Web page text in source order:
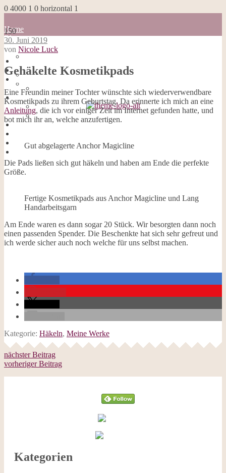
0 4000 1 0 horizontal 1
Home
Blog
about me
Impressum
Datenschutzerklärung
Galerie
Opal-Abos
Strickblogs
Hörbücher
150
Home
Blog
about me
100 Dinge
Impressum
Datenschutzerklärung
Cookies
Galerie
Strickblogs
Hörbücher
30. Juni 2019
von Nicole Luck
Gehäkelte Kosmetikpads
Eine Freundin meiner Tochter wünschte sich wiederverwendbare
Kosmetikpads zu ihrem Geburtstag. Da erinnerte ich mich an eine
Anleitung, die ich vor einiger Zeit im Internet gefunden hatte, und
bot mich ihr an, welche anzufertigen.
Gut abgelagerte Anchor Magicline
Die Pads ließen sich gut häkeln und haben am Ende die perfekte
Größe.
Fertige Kosmetikpads aus Anchor Magicline und Lang
Handarbeitsgarn
Am Ende waren es dann sogar 20 Stück. Wir besorgten dann noch
einen passenden Spender. Die Beschenkte hat sich sehr gefreut und
ich werde sicher auch noch welche für uns selbst machen.
Kategorie: Häkeln, Meine Werke
nächster Beitrag
vorheriger Beitrag
Kategorien